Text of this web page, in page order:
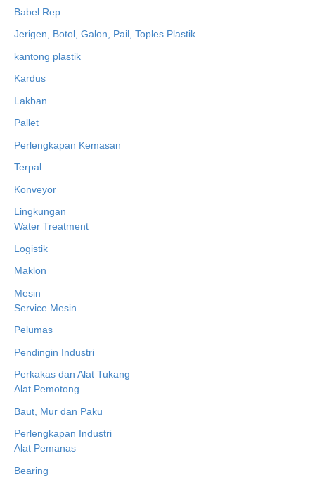
Babel Rep
Jerigen, Botol, Galon, Pail, Toples Plastik
kantong plastik
Kardus
Lakban
Pallet
Perlengkapan Kemasan
Terpal
Konveyor
Lingkungan
Water Treatment
Logistik
Maklon
Mesin
Service Mesin
Pelumas
Pendingin Industri
Perkakas dan Alat Tukang
Alat Pemotong
Baut, Mur dan Paku
Perlengkapan Industri
Alat Pemanas
Bearing